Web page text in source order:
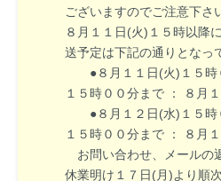
ございますのでご注意下さ
８月１１日(火)１５時以降
送予定は下記の通りとなっ
●８月１１日(火)１５時
１５時００分まで ： ８月
●８月１２日(水)１５時
１５時００分まで ： ８月
お問い合わせ、メールの
休業明け１７日(月)より順